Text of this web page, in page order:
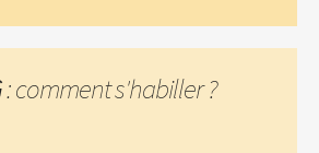
: comment s'habiller ?